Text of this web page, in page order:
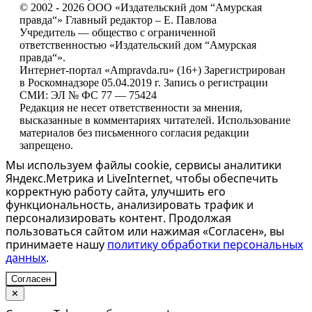
© 2002 - 2026 ООО «Издательский дом “Амурская
правда“» Главный редактор – Е. Павлова
Учредитель — общество с ограниченной
ответственностью «Издательский дом “Амурская
правда“».
Интернет-портал «Ampravda.ru» (16+) Зарегистрирован
в Роскомнадзоре 05.04.2019 г. Запись о регистрации
СМИ: ЭЛ № ФС 77 — 75424
Редакция не несет ответственности за мнения,
высказанные в комментариях читателей. Использование
материалов без письменного согласия редакции
запрещено.
Мы используем файлы cookie, сервисы аналитики
Яндекс.Метрика и LiveInternet, чтобы обеспечить
корректную работу сайта, улучшить его
функциональность, анализировать трафик и
персонализировать контент. Продолжая
пользоваться сайтом или нажимая «Согласен», вы
принимаете нашу политику обработки персональных
данных.
Согласен
✕